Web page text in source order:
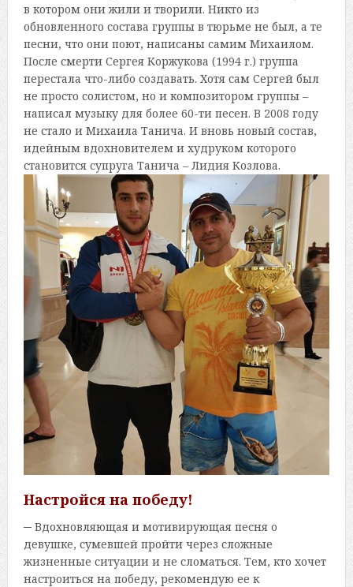
в котором они жили и творили. Никто из
обновленного состава группы в тюрьме не был, а те
песни, что они поют, написаны самим Михаилом.
После смерти Сергея Коржукова (1994 г.) группа
перестала что-либо создавать. Хотя сам Сергей был
не просто солистом, но и композитором группы –
написал музыку для более 60-ти песен. В 2008 году
не стало и Михаила Танича. И вновь новый состав,
идейным вдохновителем и худруком которого
становится супруга Танича – Лидия Козлова.
Настройся на победу!
–Вдохновляющая и мотивирующая песня о
девушке, сумевшей пройти через сложные
жизненные ситуации и не сломаться. Тем, кто хочет
настроиться на победу, рекомендую ее к